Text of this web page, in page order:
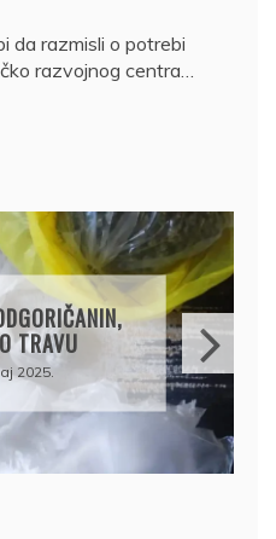
da razmisli o potrebi
razvojnog centra…
DRŽAVLJANIN RUSIJE
OSUMNJIČEN DA JE
PRODAO TUĐI BMW,
DRŽAVU NAPUSTIO
BRODOM
12. februar 2025.